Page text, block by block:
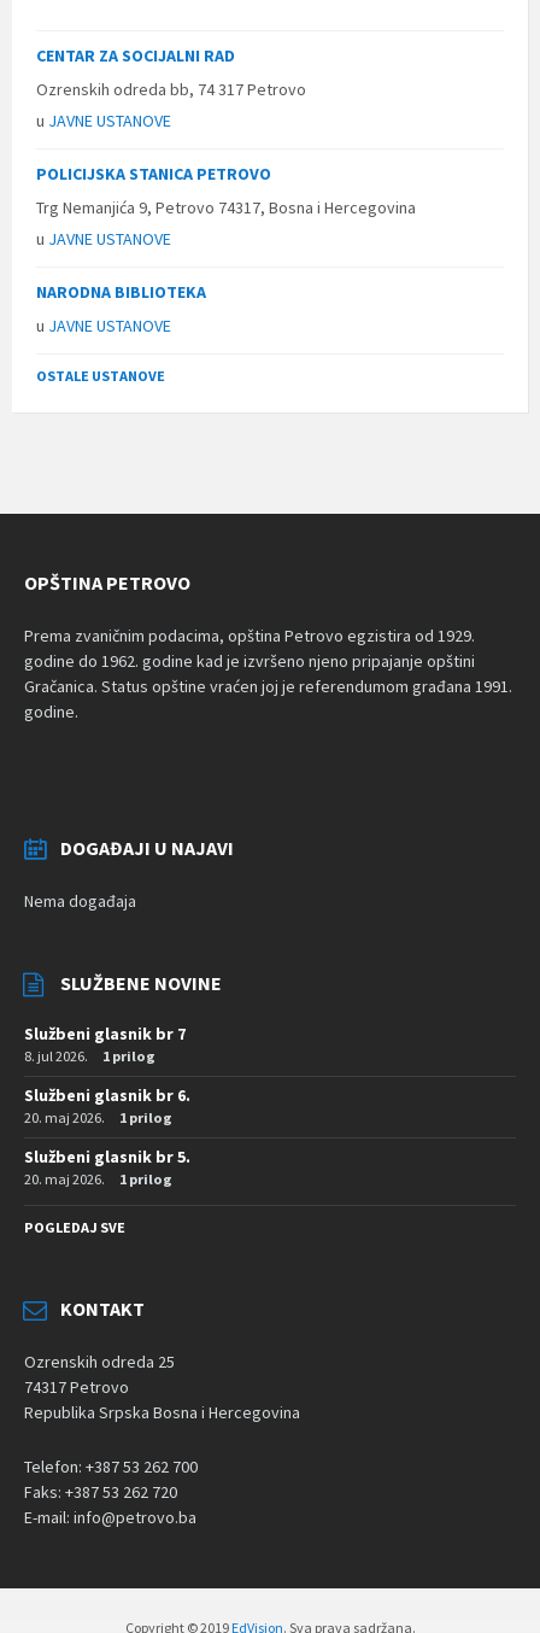
CENTAR ZA SOCIJALNI RAD
Ozrenskih odreda bb, 74 317 Petrovo
u JAVNE USTANOVE
POLICIJSKA STANICA PETROVO
Trg Nemanjića 9, Petrovo 74317, Bosna i Hercegovina
u JAVNE USTANOVE
NARODNA BIBLIOTEKA
u JAVNE USTANOVE
OSTALE USTANOVE
OPŠTINA PETROVO
Prema zvaničnim podacima, opština Petrovo egzistira od 1929.
godine do 1962. godine kad je izvršeno njeno pripajanje opštini
Gračanica. Status opštine vraćen joj je referendumom građana 1991.
godine.
DOGAĐAJI U NAJAVI
Nema događaja
SLUŽBENE NOVINE
Službeni glasnik br 7
8. jul 2026. 1 prilog
Službeni glasnik br 6.
20. maj 2026. 1 prilog
Službeni glasnik br 5.
20. maj 2026. 1 prilog
POGLEDAJ SVE
KONTAKT
Ozrenskih odreda 25
74317 Petrovo
Republika Srpska Bosna i Hercegovina
Telefon: +387 53 262 700
Faks: +387 53 262 720
E-mail: info@petrovo.ba
Copyright © 2019 EdVision. Sva prava sadržana.